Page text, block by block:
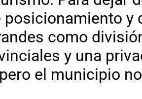
posicionamiento y
como
y una
el municipio